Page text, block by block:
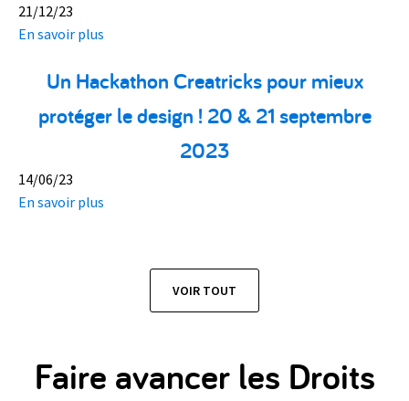
21/12/23
En savoir plus
Un Hackathon Creatricks pour mieux
protéger le design ! 20 & 21 septembre
2023
14/06/23
En savoir plus
VOIR TOUT
Faire avancer les Droits